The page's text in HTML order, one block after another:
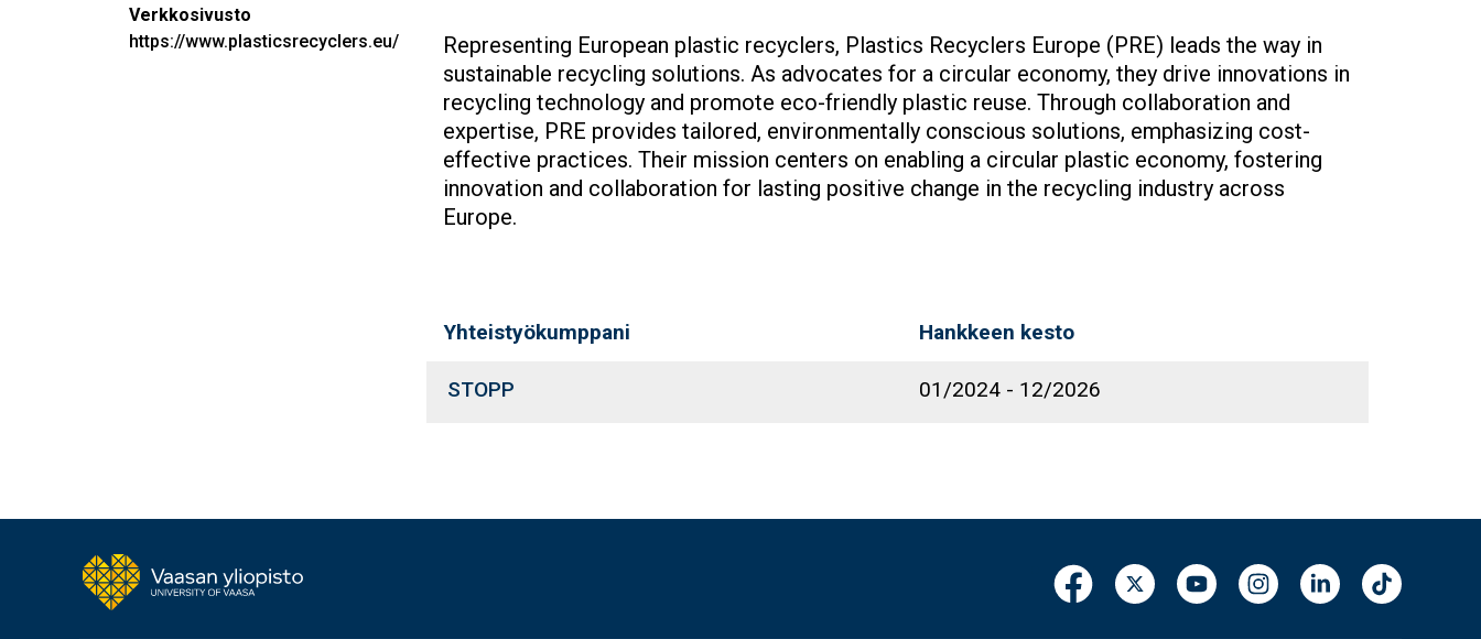
Verkkosivusto
https://www.plasticsrecyclers.eu/
Representing European plastic recyclers, Plastics Recyclers Europe (PRE) leads the way in
sustainable recycling solutions. As advocates for a circular economy, they drive innovations in
recycling technology and promote eco-friendly plastic reuse. Through collaboration and
expertise, PRE provides tailored, environmentally conscious solutions, emphasizing cost-
effective practices. Their mission centers on enabling a circular plastic economy, fostering
innovation and collaboration for lasting positive change in the recycling industry across
Europe.
Yhteistyökumppani Hankkeen kesto
STOPP 01/2024 - 12/2026